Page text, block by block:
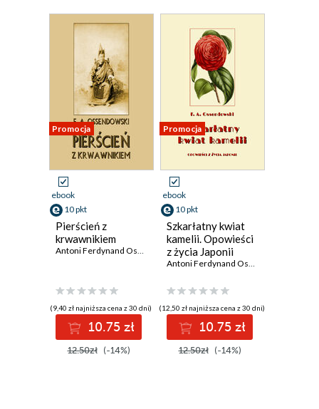
Promocja
ebook
10 pkt
Pierścień z
krwawnikiem
Antoni Ferdynand Ossendowski
(9,40 zł najniższa cena z 30 dni)
10.75 zł
12.50zł (-14%)
Promocja
ebook
10 pkt
Szkarłatny kwiat
kamelii. Opowieści
z życia Japonii
Antoni Ferdynand Ossendowski
(12,50 zł najniższa cena z 30 dni)
10.75 zł
12.50zł (-14%)